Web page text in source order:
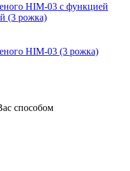
HIM-03 с функцией
(3 рожка)
HIM-03 (3 рожка)
способом